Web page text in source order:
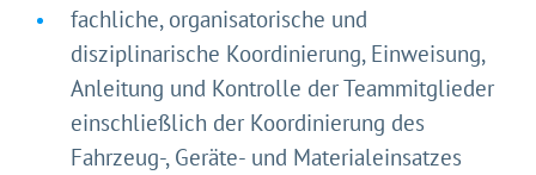
fachliche, organisatorische und
disziplinarische Koordinierung, Einweisung,
Anleitung und Kontrolle der Teammitglieder
einschließlich der Koordinierung des
Fahrzeug-, Geräte- und Materialeinsatzes